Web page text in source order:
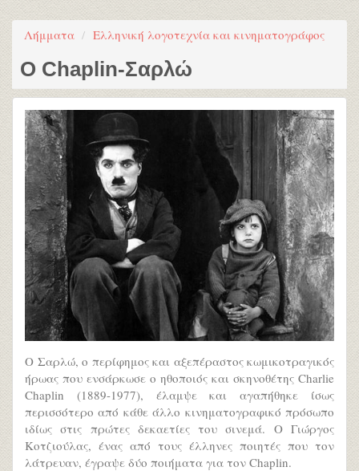
Λήμματα Ελληνική λογοτεχνία και κινηματογράφος
Ο Chaplin-Σαρλώ
Ο Σαρλώ, ο περίφημος και αξεπέραστος κωμικοτραγικός
ήρωας που ενσάρκωσε ο ηθοποιός και σκηνοθέτης Charlie
Chaplin (1889-1977), έλαμψε και αγαπήθηκε ίσως
περισσότερο από κάθε άλλο κινηματογραφικό πρόσωπο
ιδίως στις πρώτες δεκαετίες του σινεμά. Ο Γιώργος
Κοτζιούλας, ένας από τους έλληνες ποιητές που τον
λάτρευαν, έγραψε δύο ποιήματα για τον Chaplin.